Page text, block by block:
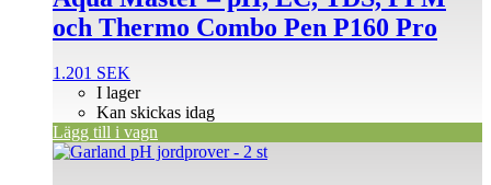
och Thermo Combo Pen P160 Pro
1.201 SEK
I lager
Kan skickas idag
Lägg till i vagn